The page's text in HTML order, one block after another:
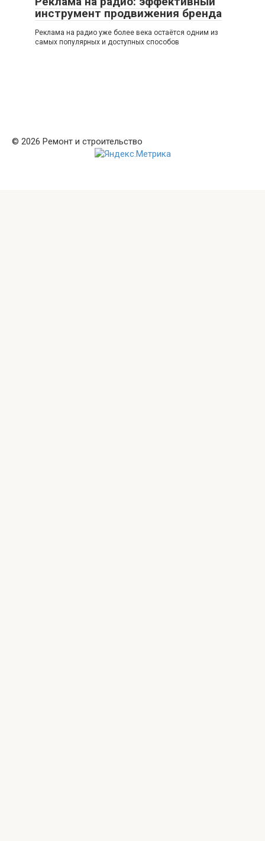
инструмент продвижения бренда
Реклама на радио уже более века остаётся одним из
самых популярных и доступных способов
© 2026 Ремонт и строительство